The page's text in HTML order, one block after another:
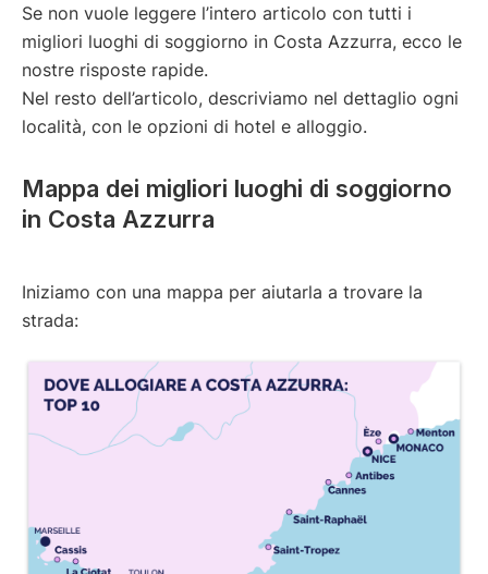
Se non vuole leggere l’intero articolo con tutti i
migliori luoghi di soggiorno in Costa Azzurra, ecco le
nostre risposte rapide.
Nel resto dell’articolo, descriviamo nel dettaglio ogni
località, con le opzioni di hotel e alloggio.
Mappa dei migliori luoghi di soggiorno
in Costa Azzurra
Iniziamo con una mappa per aiutarla a trovare la
strada: